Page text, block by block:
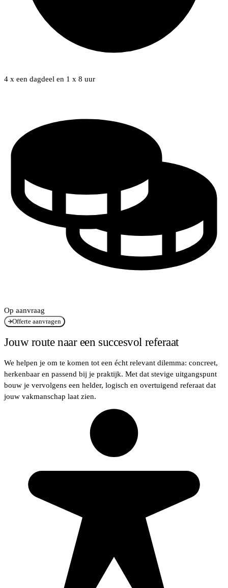
4 x een dagdeel en 1 x 8 uur
Op aanvraag
Offerte aanvragen
Jouw route naar een succesvol referaat
We helpen je om te komen tot een écht relevant dilemma: concreet,
herkenbaar en passend bij je praktijk. Met dat stevige uitgangspunt
bouw je vervolgens een helder, logisch en overtuigend referaat dat
jouw vakmanschap laat zien.